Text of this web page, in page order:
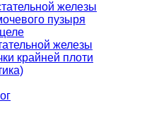
железы
пузыря
железы
крайней плоти